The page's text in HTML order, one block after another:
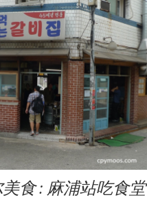
美食 : 麻浦站吃食堂